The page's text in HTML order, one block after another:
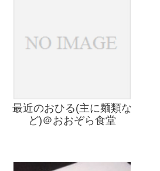
最近のおひる(主に麺類な
ど)＠おおぞら食堂